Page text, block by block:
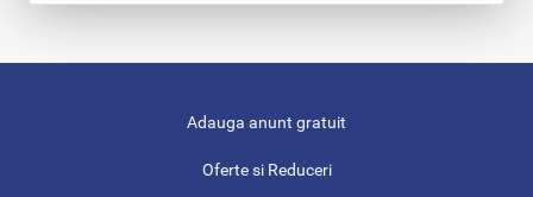
Adauga anunt gratuit
Oferte si Reduceri